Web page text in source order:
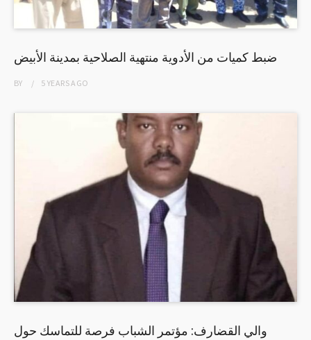
ضبط كميات من الأدوية منتهية الصلاحية بمدينة الأبيض
BY 5 YEARSAGO
والي القضارف: مؤتمر الشباب فرصة للتماسك حول